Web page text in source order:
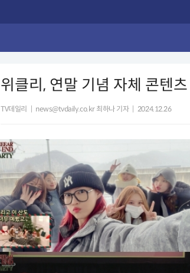
위클리, 연말 기념 자체 콘텐츠
TV데일리 news@tvdaily.co.kr 최하나 기자 2024.12.26